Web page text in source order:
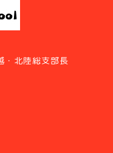
北陸総支部長